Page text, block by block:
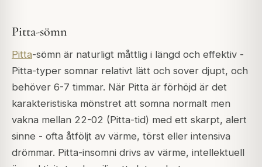
Pitta-sömn
Pitta-sömn är naturligt måttlig i längd och effektiv -
Pitta-typer somnar relativt lätt och sover djupt, och
behöver 6-7 timmar. När Pitta är förhöjd är det
karakteristiska mönstret att somna normalt men
vakna mellan 22-02 (Pitta-tid) med ett skarpt, alert
sinne - ofta åtföljt av värme, törst eller intensiva
drömmar. Pitta-insomni drivs av värme, intellektuell